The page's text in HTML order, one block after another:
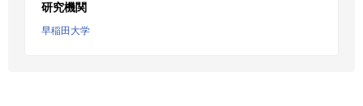
研究機関
早稲田大学